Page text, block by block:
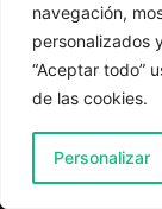
navegación,
personalizados
“Aceptar todo”
de las cookies.
Personalizar